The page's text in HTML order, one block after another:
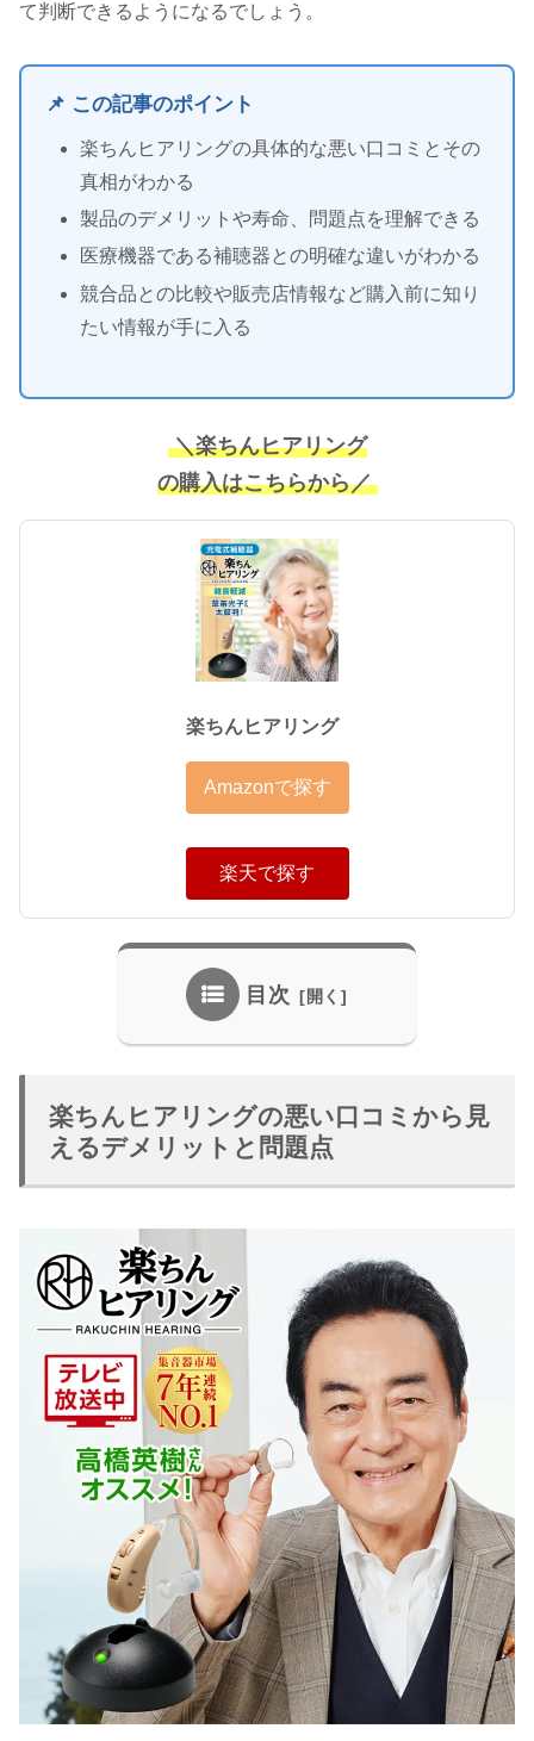
て判断できるようになるでしょう。
📌 この記事のポイント
楽ちんヒアリングの具体的な悪い口コミとその
真相がわかる
製品のデメリットや寿命、問題点を理解できる
医療機器である補聴器との明確な違いがわかる
競合品との比較や販売店情報など購入前に知り
たい情報が手に入る
＼楽ちんヒアリング
の購入はこちらから／
楽ちんヒアリング
Amazonで探す
楽天で探す
目次
楽ちんヒアリングの悪い口コミから見
えるデメリットと問題点